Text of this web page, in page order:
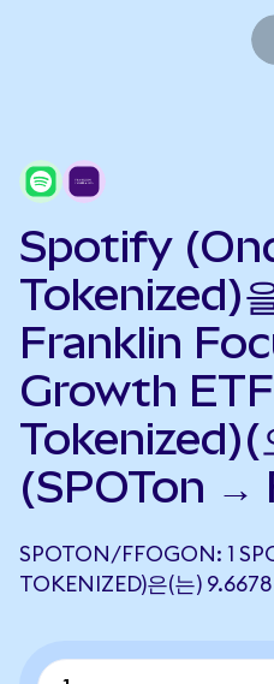
Spotify
Tokenized)
Franklin
Growth
Tokenized)(
(SPOTon →
SPOTON/FFOGON: 1
TOKENIZED)은(는)